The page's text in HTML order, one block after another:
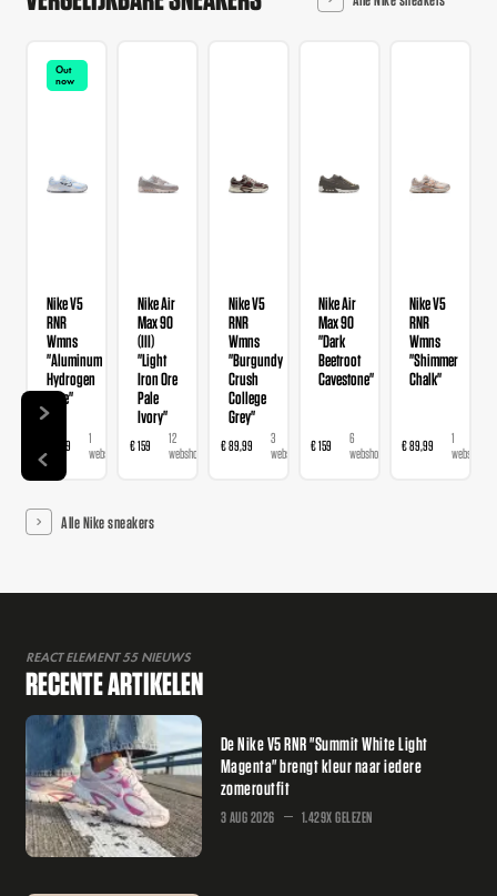
Out
now
Nike V5
RNR
Wmns
"Aluminum
Hydrogen
Blue"
€ 89,99
1
webshop
Nike Air
Max 90
(III)
"Light
Iron Ore
Pale
Ivory"
€ 159
12
webshops
Nike V5
RNR
Wmns
"Burgundy
Crush
College
Grey"
€ 89,99
3
webshops
Nike Air
Max 90
"Dark
Beetroot
Cavestone"
€ 159
6
webshops
Nike V5
RNR
Wmns
"Shimmer
Chalk"
€ 89,99
1
webshop
Alle Nike sneakers
REACT ELEMENT 55 NIEUWS
RECENTE ARTIKELEN
De Nike V5 RNR "Summit White Light
Magenta" brengt kleur naar iedere
zomeroutfit
3 AUG 2026 1.429X GELEZEN